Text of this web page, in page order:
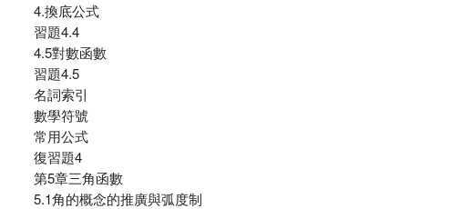
4.換底公式
習題4.4
4.5對數函數
習題4.5
名詞索引
數學符號
常用公式
復習題4
第5章三角函數
5.1角的概念的推廣與弧度制